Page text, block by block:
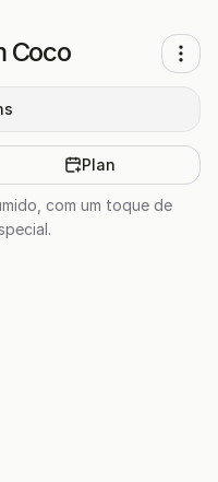
Coco
Plan
com um toque de